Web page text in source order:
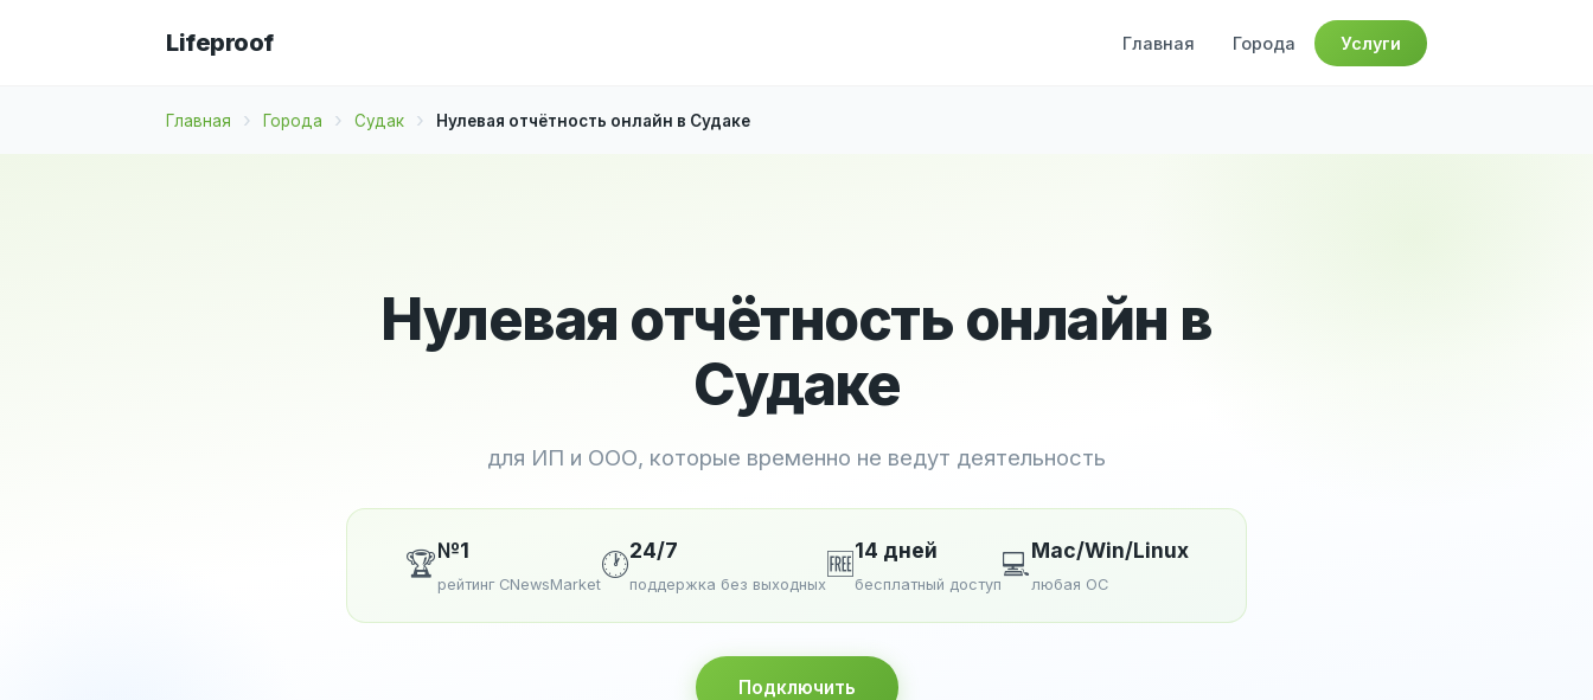
Lifeproof Главная Города Услуги
Главная Города Судак Нулевая отчётность онлайн в Судаке
Нулевая отчётность онлайн в
Судаке
для ИП и ООО, которые временно не ведут деятельность
🏆№1
рейтинг CNewsMarket
🕐24/7
поддержка без выходных
🆓14 дней
бесплатный доступ
💻Mac/Win/Linux
любая ОС
Подключить